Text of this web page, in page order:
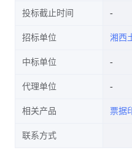
投标截止时间
招标单位 湘西
中标单位
代理单位
相关产品 票据
联系方式